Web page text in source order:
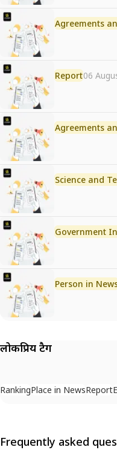
Report06
Person in
लोकप्रिय टैग
RankingPlace in NewsReport
Frequently asked